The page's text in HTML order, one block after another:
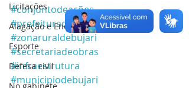
Licitações
Alagação e Enchente
Esporte
Defesa civil
#conjuntodeações
#prefeituradebujari
#zonaruraldebujari
#secretariadeobras
#infraestrutura
#municipiodebujari